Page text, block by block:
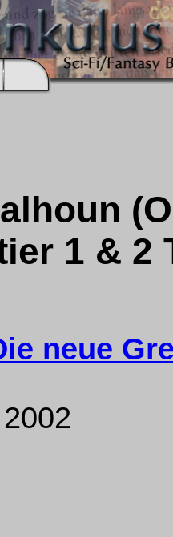
1 & 2
neue